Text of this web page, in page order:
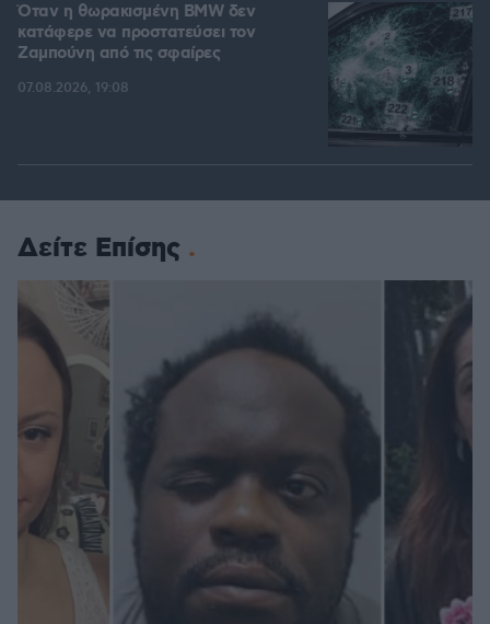
Όταν η θωρακισμένη BMW δεν
κατάφερε να προστατεύσει τον
Ζαμπούνη από τις σφαίρες
07.08.2026, 19:08
Δείτε Επίσης